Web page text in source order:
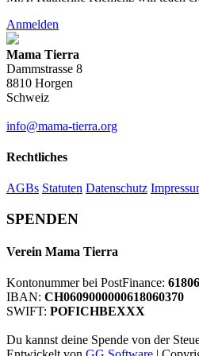
Anmelden
Mama Tierra
Dammstrasse 8
8810 Horgen
Schweiz
info@mama-tierra.org
Rechtliches
AGBs Statuten Datenschutz
SPENDEN
Verein Mama Tierra
Kontonummer bei PostFinance:
IBAN: CH0609000000618060370
SWIFT: POFICHBEXXX
Du kannst deine Spende von der